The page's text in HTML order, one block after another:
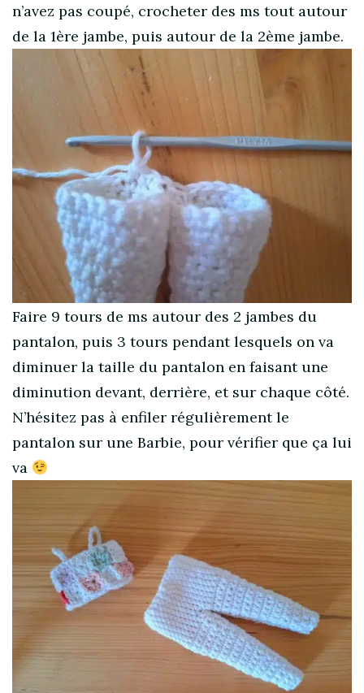
n’avez pas coupé, crocheter des ms tout autour
de la 1ère jambe, puis autour de la 2ème jambe.
Faire 9 tours de ms autour des 2 jambes du
pantalon, puis 3 tours pendant lesquels on va
diminuer la taille du pantalon en faisant une
diminution devant, derrière, et sur chaque côté.
N’hésitez pas à enfiler régulièrement le
pantalon sur une Barbie, pour vérifier que ça lui
va